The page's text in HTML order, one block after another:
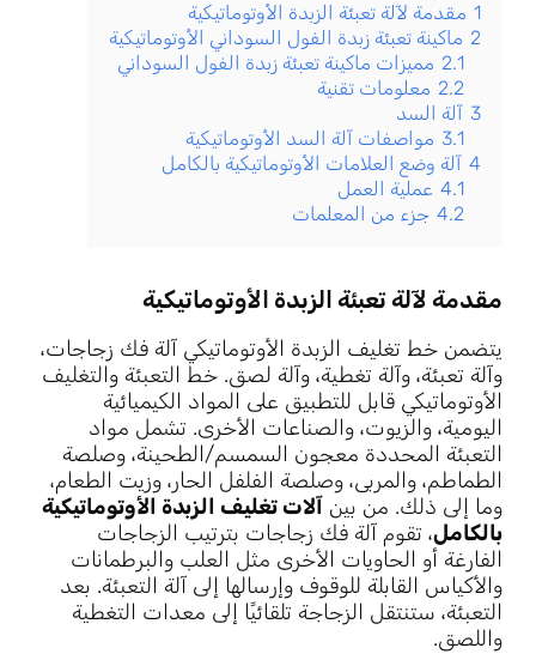
1 مقدمة لآلة تعبئة الزبدة الأوتوماتيكية
2 ماكينة تعبئة زبدة الفول السوداني الأوتوماتيكية
2.1 مميزات ماكينة تعبئة زبدة الفول السوداني
2.2 معلومات تقنية
3 آلة السد
3.1 مواصفات آلة السد الأوتوماتيكية
4 آلة وضع العلامات الأوتوماتيكية بالكامل
4.1 عملية العمل
4.2 جزء من المعلمات
مقدمة لآلة تعبئة الزبدة الأوتوماتيكية
يتضمن خط تغليف الزبدة الأوتوماتيكي آلة فك زجاجات،
وآلة تعبئة، وآلة تغطية، وآلة لصق. خط التعبئة والتغليف
الأوتوماتيكي قابل للتطبيق على المواد الكيميائية
اليومية، والزيوت، والصناعات الأخرى. تشمل مواد
التعبئة المحددة معجون السمسم/الطحينة، وصلصة
الطماطم، والمربى، وصلصة الفلفل الحار، وزيت الطعام،
وما إلى ذلك. من بين آلات تغليف الزبدة الأوتوماتيكية
بالكامل، تقوم آلة فك زجاجات بترتيب الزجاجات
الفارغة أو الحاويات الأخرى مثل العلب والبرطمانات
والأكياس القابلة للوقوف وإرسالها إلى آلة التعبئة. بعد
التعبئة، ستنتقل الزجاجة تلقائيًا إلى معدات التغطية
واللصق.